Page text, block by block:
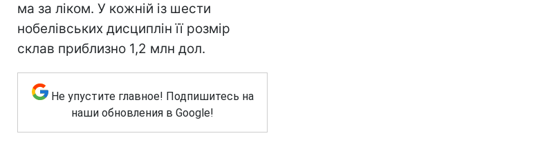
ма за ліком. У кожній із шести
нобелівських дисциплін її розмір
склав приблизно 1,2 млн дол.
Не упустите главное! Подпишитесь на
наши обновления в Google!